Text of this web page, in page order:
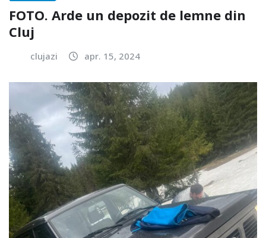
FOTO. Arde un depozit de lemne din
Cluj
clujazi apr. 15, 2024